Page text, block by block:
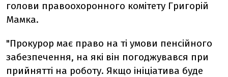
голови правоохоронного комітету Григорій
Мамка.
"Прокурор має право на ті умови пенсійного
забезпечення, на які він погоджувався при
прийнятті на роботу. Якщо ініціатива буде